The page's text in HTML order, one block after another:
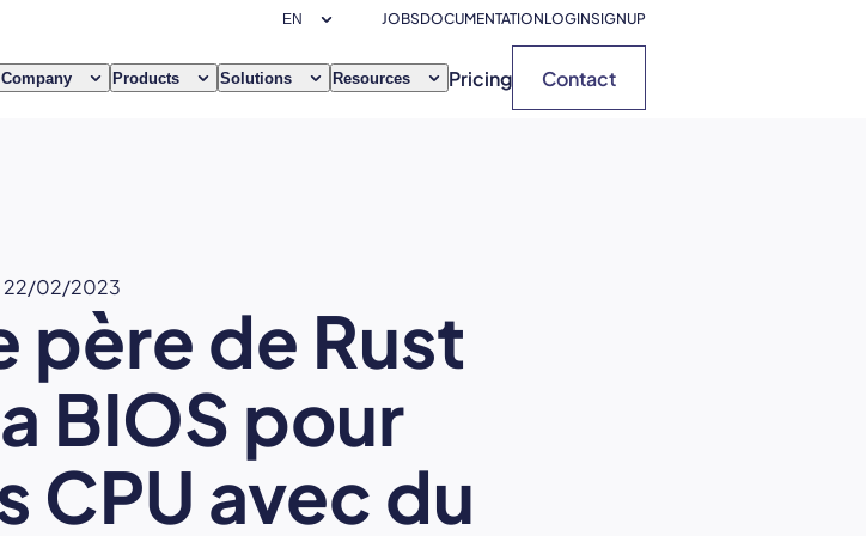
JOBSDOCUMENTATIONLOGINSIGNUP
Products Solutions Resources Pricing Contact
22/02/2023
père de Rust
BIOS pour
CPU avec du